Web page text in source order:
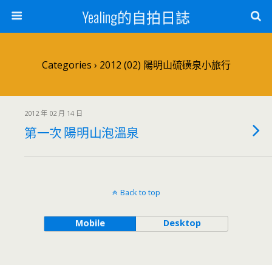
Yealing的自拍日誌
Categories › 2012 (02) 陽明山硫磺泉小旅行
2012 年 02 月 14 日
第一次 陽明山泡溫泉
Back to top
Mobile Desktop